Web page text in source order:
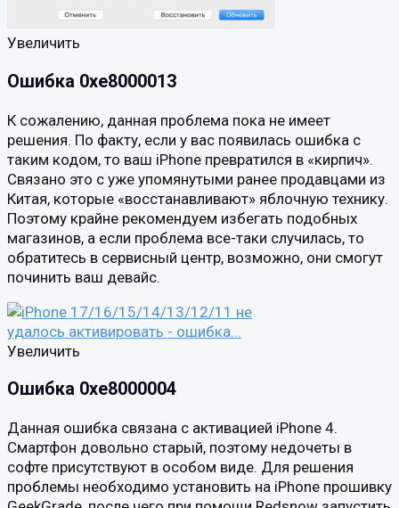
Увеличить
Ошибка 0xe8000013
К сожалению, данная проблема пока не имеет
решения. По факту, если у вас появилась ошибка с
таким кодом, то ваш iPhone превратился в «кирпич».
Связано это с уже упомянутыми ранее продавцами из
Китая, которые «восстанавливают» яблочную технику.
Поэтому крайне рекомендуем избегать подобных
магазинов, а если проблема все-таки случилась, то
обратитесь в сервисный центр, возможно, они смогут
починить ваш девайс.
Увеличить
Ошибка 0xe8000004
Данная ошибка связана с активацией iPhone 4.
Смартфон довольно старый, поэтому недочеты в
софте присутствуют в особом виде. Для решения
проблемы необходимо установить на iPhone прошивку